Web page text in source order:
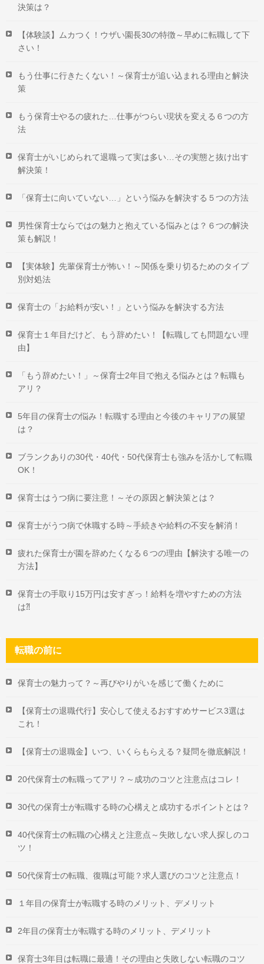
決策は？
【体験談】ムカつく！ウザい園長30の特徴～早めに転職して下
さい！
もう仕事に行きたくない！～保育士が追い込まれる理由と解決
策
もう保育士やるの疲れた…仕事がつらい現状を変える６つの方
法
保育士がいじめられて退職って実は多い…その実態と抜け出す
解決策！
「保育士に向いていない…」という悩みを解決する５つの方法
男性保育士ならではの魅力と抱えている悩みとは？６つの解決
策も解説！
【実体験】先輩保育士が怖い！～関係を乗り切るためのタイプ
別対処法
保育士の「お給料が安い！」という悩みを解決する方法
保育士１年目だけど、もう辞めたい！【転職しても問題ない理
由】
「もう辞めたい！」～保育士2年目で抱える悩みとは？転職も
アリ？
5年目の保育士の悩み！転職する理由と今後のキャリアの展望
は？
ブランクありの30代・40代・50代保育士も強みを活かして転職
OK！
保育士はうつ病に要注意！～その原因と解決策とは？
保育士がうつ病で休職する時～手続きや給料の不安を解消！
疲れた保育士が園を辞めたくなる６つの理由【解決する唯一の
方法】
保育士の手取り15万円は安すぎっ！給料を増やすための方法
は⁈
転職の前に
保育士の魅力って？～再びやりがいを感じて働くために
【保育士の退職代行】安心して使えるおすすめサービス3選は
これ！
【保育士の退職金】いつ、いくらもらえる？疑問を徹底解説！
20代保育士の転職ってアリ？～成功のコツと注意点はコレ！
30代の保育士が転職する時の心構えと成功するポイントとは？
40代保育士の転職の心構えと注意点～失敗しない求人探しのコ
ツ！
50代保育士の転職、復職は可能？求人選びのコツと注意点！
１年目の保育士が転職する時のメリット、デメリット
2年目の保育士が転職する時のメリット、デメリット
保育士3年目は転職に最適！その理由と失敗しない転職のコツ